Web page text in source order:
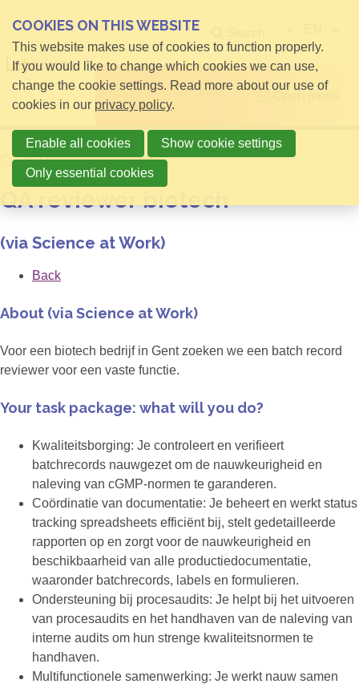
HomeQA reviewer biotech
QA reviewer biotech
(via Science at Work)
Back
About (via Science at Work)
Voor een biotech bedrijf in Gent zoeken we een batch record
reviewer voor een vaste functie.
Your task package: what will you do?
Kwaliteitsborging: Je controleert en verifieert
batchrecords nauwgezet om de nauwkeurigheid en
naleving van cGMP-normen te garanderen.
Coördinatie van documentatie: Je beheert en werkt status
tracking spreadsheets efficiënt bij, stelt gedetailleerde
rapporten op en zorgt voor de nauwkeurigheid en
beschikbaarheid van alle productiedocumentatie,
waaronder batchrecords, labels en formulieren.
Ondersteuning bij procesaudits: Je helpt bij het uitvoeren
van procesaudits en het handhaven van de naleving van
interne audits om hun strenge kwaliteitsnormen te
handhaven.
Multifunctionele samenwerking: Je werkt nauw samen
COOKIES ON THIS WEBSITE
This website makes use of cookies to function properly.
If you would like to change which cookies we can use,
change the cookie settings. Read more about our use of
cookies in our privacy policy.
Enable all cookies Show cookie settings
Only essential cookies